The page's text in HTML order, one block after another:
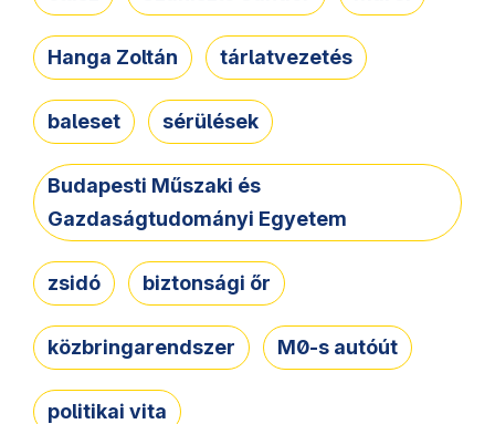
Hanga Zoltán tárlatvezetés
baleset sérülések
Budapesti Műszaki és
Gazdaságtudományi Egyetem
zsidó biztonsági őr
közbringarendszer M0-s autóút
politikai vita